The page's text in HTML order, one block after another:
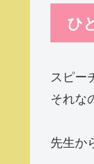
ひ
スピー
それな
先生か